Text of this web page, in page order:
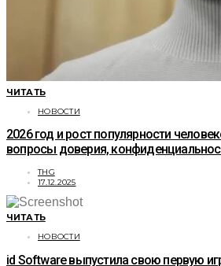
ЧИТАТЬ
НОВОСТИ
2026 год и рост популярности
вопросы доверия,
THG
17.12.2025
ЧИТАТЬ
НОВОСТИ
id Software выпустила свою первую